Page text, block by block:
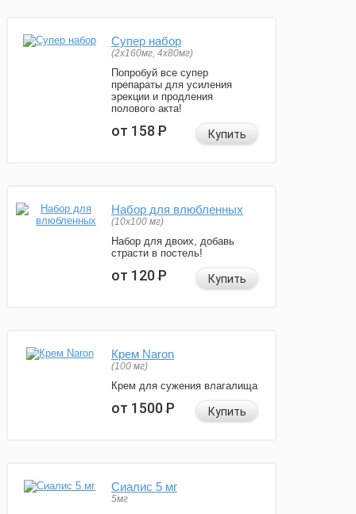
Супер набор
(2х160мг, 4х80мг)
Попробуй все супер
препараты для усиления
эрекции и продления
полового акта!
от 158Р Купить
Набор для влюбленных
(10х100 мг)
Набор для двоих, добавь
страсти в постель!
от 120Р Купить
Крем Naron
(100 мг)
Крем для сужения влагалища
от 1500Р Купить
Сиалис 5 мг
5мг